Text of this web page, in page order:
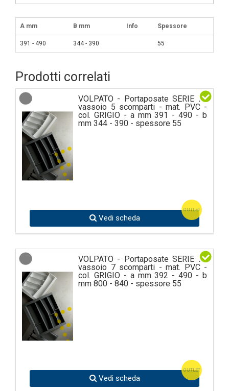
A mm B mm Info Spessore
391 - 490 344 - 390 55
Prodotti correlati
VOLPATO - Portaposate SERIE 76
vassoio 5 scomparti - mat. PVC -
col. GRIGIO - a mm 391 - 490 - b
mm 344 - 390 - spessore 55
OUTLET
Vedi scheda
VOLPATO - Portaposate SERIE 76
vassoio 7 scomparti - mat. PVC -
col. GRIGIO - a mm 392 - 490 - b
mm 800 - 840 - spessore 55
OUTLET
Vedi scheda